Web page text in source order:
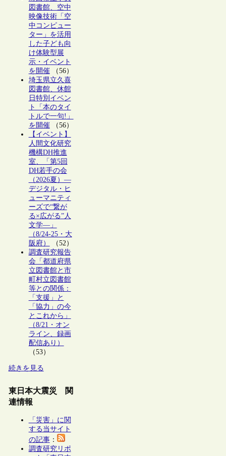
図書館、空中
映像技術「空
中コンピュー
ター」を活用
した子ども向
け体験型展
示・イベント
を開催（56）
埼玉県立久喜
図書館、休館
日特別イベン
ト「本のタイ
トルで一句!」
を開催（56）
【イベント】
人間文化研究
機構DH推進
室、「第5回
DH若手の会
（2026夏）―
デジタル・ヒ
ューマニティ
ーズで“繋が
る×広がる”人
文学―」
（8/24-25・大
阪府）
（52）
調査研究報告
会「都道府県
立図書館と市
町村立図書館
等との関係：
「支援」と
「協力」の今
とこれから」
（8/21・オン
ライン、録画
配信あり）
（53）
続きを見る
東日本大震災 関
連情報
「災害」に関
する当サイト
の記事：
調査研究リポ